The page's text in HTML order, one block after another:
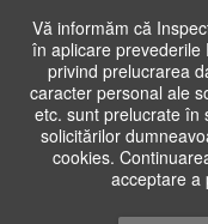
Vă informăm că
în aplicare prevederile
privind prelucrarea
caracter personal ale
etc. sunt prelucrate în
solicitărilor
cookies.
acceptare a
Cauta
in
siteAcasa